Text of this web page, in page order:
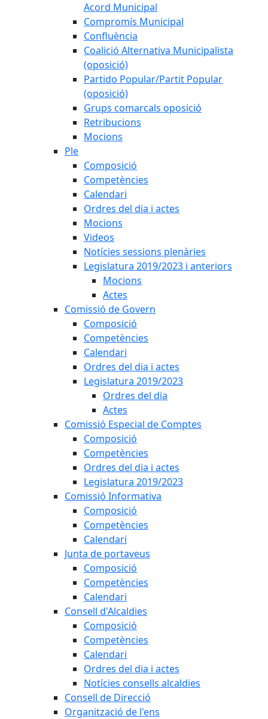
Acord Municipal
Compromís Municipal
Confluència
Coalició Alternativa Municipalista
(oposició)
Partido Popular/Partit Popular
(oposició)
Grups comarcals oposició
Retribucions
Mocions
Ple
Composició
Competències
Calendari
Ordres del dia i actes
Mocions
Videos
Notícies sessions plenàries
Legislatura 2019/2023 i anteriors
Mocions
Actes
Comissió de Govern
Composició
Competències
Calendari
Ordres del dia i actes
Legislatura 2019/2023
Ordres del dia
Actes
Comissió Especial de Comptes
Composició
Competències
Ordres del dia i actes
Legislatura 2019/2023
Comissió Informativa
Composició
Competències
Calendari
Junta de portaveus
Composició
Competències
Calendari
Consell d'Alcaldies
Composició
Competències
Calendari
Ordres del dia i actes
Notícies consells alcaldies
Consell de Direcció
Organització de l'ens